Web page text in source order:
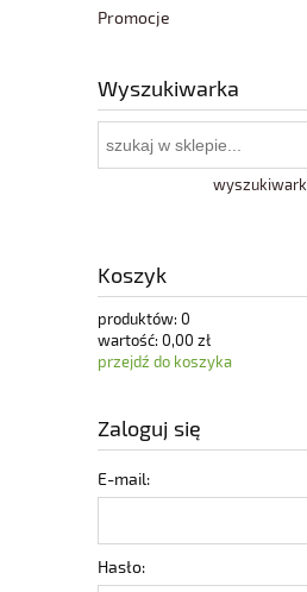
Promocje
Wyszukiwarka
Koszyk
produktów: 0
wartość: 0,00 zł
przejdź do koszyka
Zaloguj się
E-mail:
Hasło: